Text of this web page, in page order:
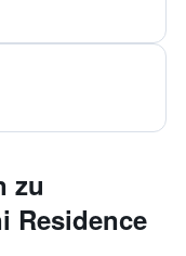
zu
Residence